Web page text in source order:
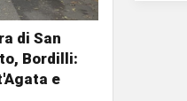
di San
Bordilli:
e